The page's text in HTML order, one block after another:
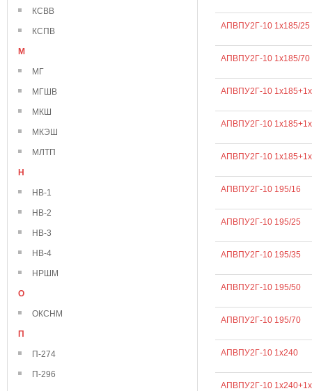
КСВВ
КСПВ
М
МГ
МГШВ
МКШ
МКЭШ
МЛТП
Н
НВ-1
НВ-2
НВ-3
НВ-4
НРШМ
О
ОКСНМ
П
П-274
П-296
АПВПУ2Г-10 1х185/25
АПВПУ2Г-10 1х185/70
АПВПУ2Г-10
АПВПУ2Г-10
АПВПУ2Г-10
АПВПУ2Г-10 195/16
АПВПУ2Г-10 195/25
АПВПУ2Г-10 195/35
АПВПУ2Г-10 195/50
АПВПУ2Г-10 195/70
АПВПУ2Г-10 1х240
АПВПУ2Г-10